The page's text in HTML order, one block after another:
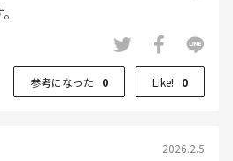
参考になった 0 Like! 0
2026.2.5